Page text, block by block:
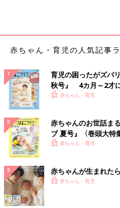
場合、薬では症状が改善しません
「おなかがパンパンになって、う
いので反り返るように泣くように
味のこともありますが、少量の水
を頻回に出すこともあり、肛門ま
起こしやすいです」とのこと。
大人だって食べ過ぎたら何かしら
んも同じです。
「おなかがパンパンだったりおへ
ていたり、赤ちゃんが苦しそうに
過ぎを疑ってみましょう。よく飲
ちゃんのつらそうな症状のことを
本先生は力説します。
赤ちゃん・育児の人気記事
育児の困ったがズバ
秋号』 4カ月～2才
いっぱい！
赤ちゃん・育児
赤ちゃんのお世話ま
ブ 夏号』〈巻頭大特
く！ おっぱい・ミル
赤ちゃん・育児
赤ちゃんが生まれた
赤ちゃん・育児